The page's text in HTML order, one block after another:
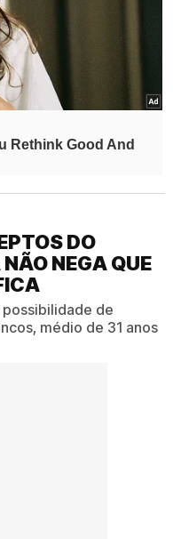
DO
NEGA QUE
de
médio de 31 anos